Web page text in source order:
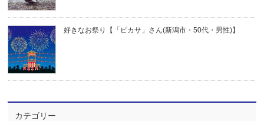
好きなお祭り【「ピカサ」さん(新潟市・50代・男性)】
カテゴリー